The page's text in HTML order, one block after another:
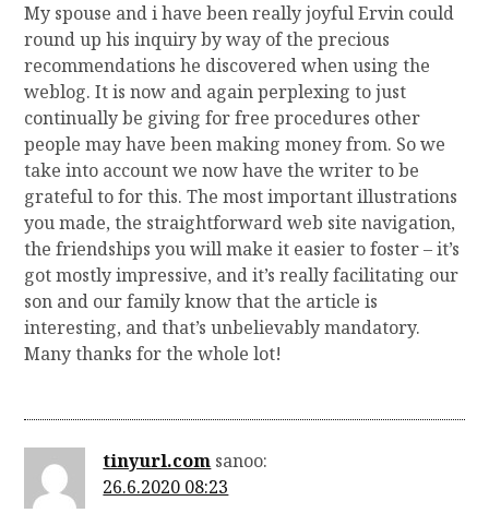
My spouse and i have been really joyful Ervin could
round up his inquiry by way of the precious
recommendations he discovered when using the
weblog. It is now and again perplexing to just
continually be giving for free procedures other
people may have been making money from. So we
take into account we now have the writer to be
grateful to for this. The most important illustrations
you made, the straightforward web site navigation,
the friendships you will make it easier to foster – it’s
got mostly impressive, and it’s really facilitating our
son and our family know that the article is
interesting, and that’s unbelievably mandatory.
Many thanks for the whole lot!
tinyurl.com sanoo:
26.6.2020 08:23